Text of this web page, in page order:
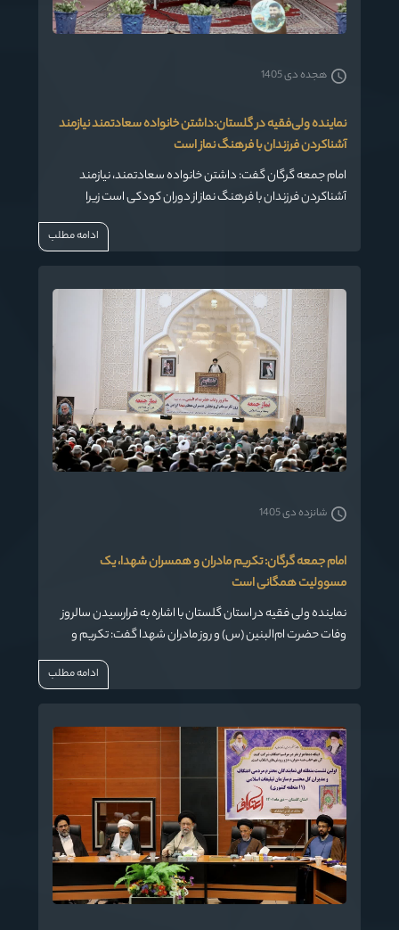
نماینده ولی‌فقیه در گلستان:داشتن خانواده سعادتمند نیازمند
آشناکردن فرزندان با فرهنگ نماز است
امام جمعه گرگان گفت: داشتن خانواده سعادتمند، نیازمند
آشناکردن فرزندان با فرهنگ نماز از دوران کودکی است زیرا
کودکانی که در مسیر نماز و عبادت خدا قرار گیرند، معصیت
هجده دی 1405
ادامه مطلب
امام جمعه گرگان: تکریم مادران و همسران شهدا، یک
مسوولیت همگانی است
نماینده ولی فقیه در استان گلستان با اشاره به فرارسیدن سالروز
وفات حضرت ام‌البنین (س) و روز مادران شهدا گفت: تکریم و
احترام به مادران و همسران شهدا، یک مسوولیت همگانی برای
شانزده دی 1405
ادامه مطلب